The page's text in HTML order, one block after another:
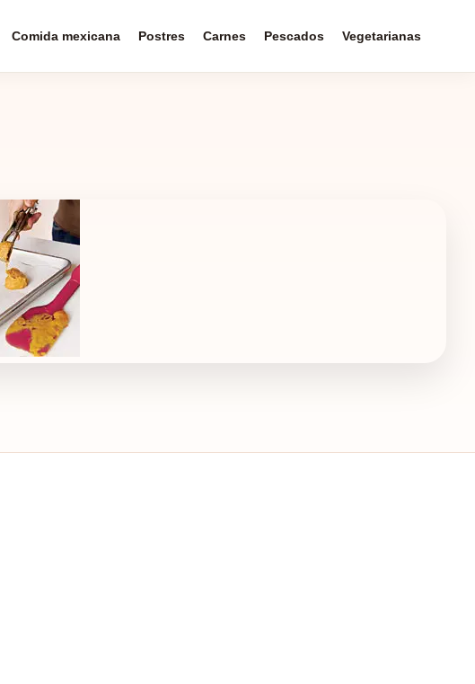
Comida mexicana Postres Carnes Pescados Vegetarianas